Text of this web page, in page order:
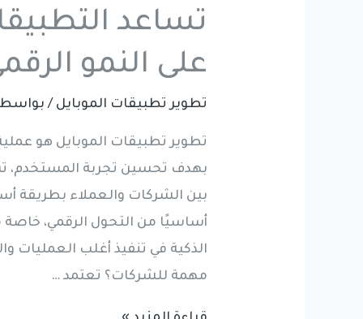
تساعد
على النمو
تطوير تطبيقات الموبايل /
تطوير تطبيقات الموبايل هو
بهدف تحسين تجربة المستخدم،
بين الشركات والعملاء بطريقة
أساسيًا من التحول الرقمي،
الذكية في تنفيذ أغلب العمليات
مهمة للشركات؟ تعتمد …